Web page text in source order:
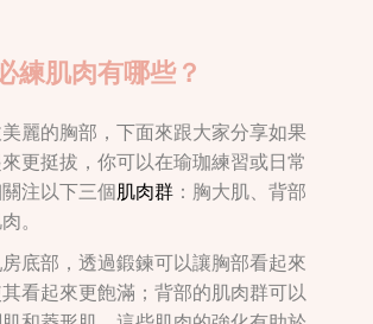
練肌肉有哪些？
麗的胸部，下面來跟大家分享如果
更挺拔，你可以在瑜珈練習或日常
注以下三個肌肉群 ：胸大肌、背部
。
底部，透過鍛鍊可以讓胸部看起來
看起來更飽滿；背部的肌肉群可以